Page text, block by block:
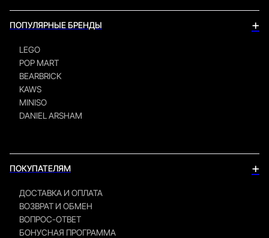
ПОПУЛЯРНЫЕ БРЕНДЫ +
LEGO
POP MART
BEARBRICK
KAWS
MINISO
DANIEL ARSHAM
ПОКУПАТЕЛЯМ +
ДОСТАВКА И ОПЛАТА
ВОЗВРАТ И ОБМЕН
ВОПРОС-ОТВЕТ
БОНУСНАЯ ПРОГРАММА